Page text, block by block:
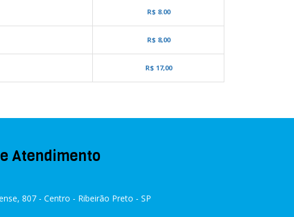
R$ 8.00
R$ 8,00
R$ 17,00
Atendimento
807 - Centro - Ribeirão Preto - SP